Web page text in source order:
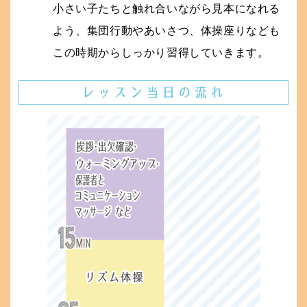
小さい子たちと触れ合いながら見本になれる
よう、集団行動やあいさつ、体操座りなども
この時期からしっかり習得していきます。